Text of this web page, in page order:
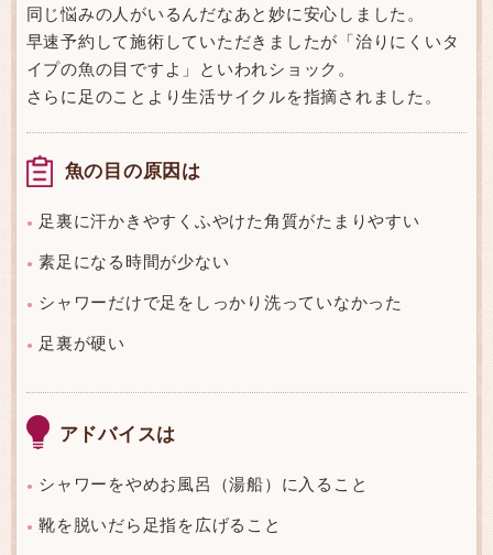
同じ悩みの人がいるんだなあと妙に安心しました。
早速予約して施術していただきましたが「治りにくいタ
イプの魚の目ですよ」といわれショック。
さらに足のことより生活サイクルを指摘されました。
魚の目の原因は
● 足裏に汗かきやすくふやけた角質がたまりやすい
● 素足になる時間が少ない
● シャワーだけで足をしっかり洗っていなかった
● 足裏が硬い
アドバイスは
● シャワーをやめお風呂（湯船）に入ること
● 靴を脱いだら足指を広げること